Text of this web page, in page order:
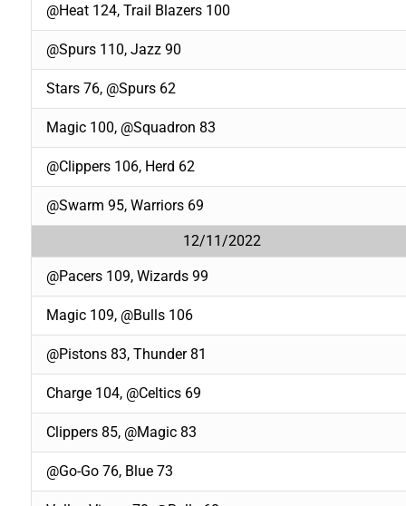
@Heat 124, Trail Blazers 100
@Spurs 110, Jazz 90
Stars 76, @Spurs 62
Magic 100, @Squadron 83
@Clippers 106, Herd 62
@Swarm 95, Warriors 69
12/11/2022
@Pacers 109, Wizards 99
Magic 109, @Bulls 106
@Pistons 83, Thunder 81
Charge 104, @Celtics 69
Clippers 85, @Magic 83
@Go-Go 76, Blue 73